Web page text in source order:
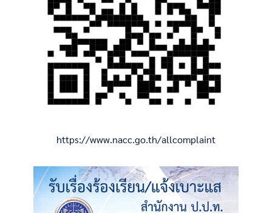
https://www.nacc.go.th/allcomplaint